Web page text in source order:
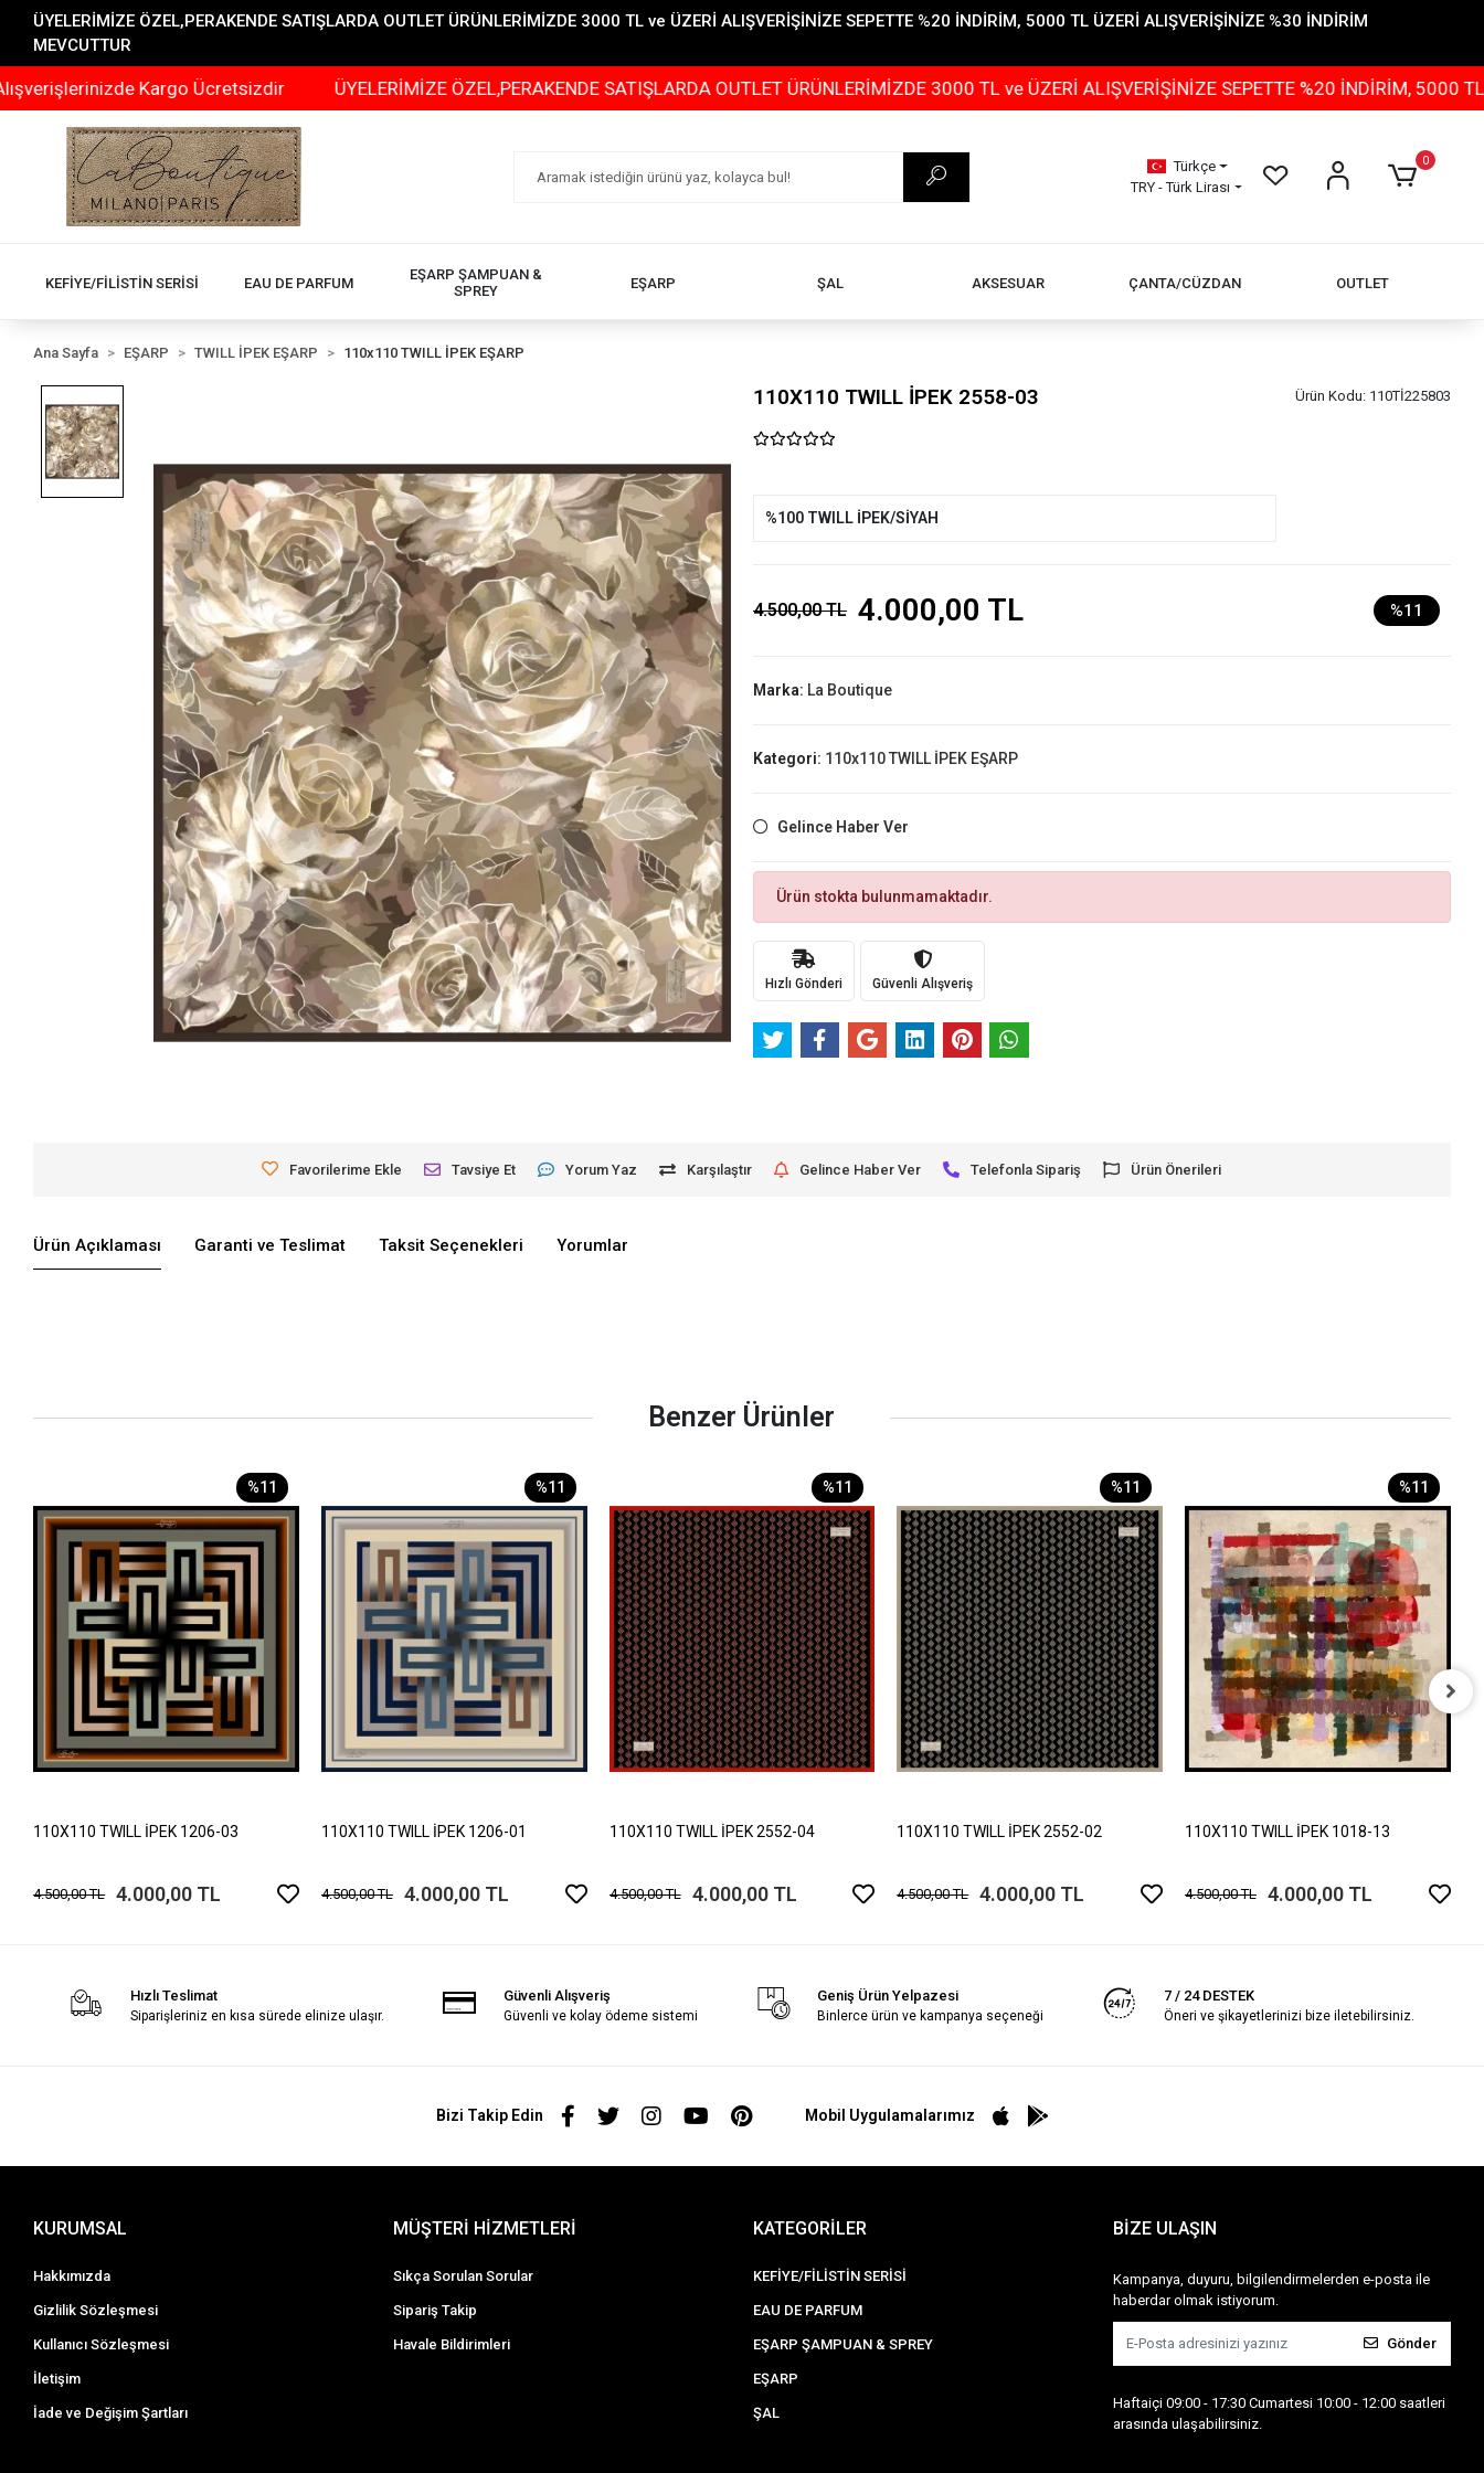
ÜYELERİMİZE ÖZEL,PERAKENDE SATIŞLARDA OUTLET ÜRÜNLERİMİZDE 3000 TL ve ÜZERİ ALIŞVERİŞİNİZE SEPETTE %20 İNDİRİM, 5000 TL ÜZERİ ALIŞVERİŞİNİZE %30 İNDİRİM
MEVCUTTUR
Kargo Ücretsizdir ÜYELERİMİZE ÖZEL,PERAKENDE SATIŞLARDA OUTLET ÜRÜNLERİMİZDE 3000 TL ve ÜZERİ ALIŞVERİŞİNİZE SEPETTE %20 İNDİRİM, 5000 TL ÜZERİ
Türkçe
TRY - Türk Lirası
0
KEFİYE/FİLİSTİN SERİSİ EAU DE PARFUM
EŞARP ŞAMPUAN &
SPREY
EŞARP ŞAL AKSESUAR ÇANTA/CÜZDAN OUTLET
Ana Sayfa EŞARP TWILL İPEK EŞARP 110x110 TWILL İPEK EŞARP
110X110 TWILL İPEK 2558-03 Ürün Kodu: 110Tİ225803
%100 TWILL İPEK/SİYAH
4.500,00 TL 4.000,00 TL %11
Marka: La Boutique
Kategori: 110x110 TWILL İPEK EŞARP
Gelince Haber Ver
Ürün stokta bulunmamaktadır.
Hızlı Gönderi Güvenli Alışveriş
Favorilerime Ekle Tavsiye Et Yorum Yaz Karşılaştır Gelince Haber Ver Telefonla Sipariş Ürün Önerileri
Ürün Açıklaması Garanti ve Teslimat Taksit Seçenekleri Yorumlar
Benzer Ürünler
%11
110X110 TWILL İPEK 1206-03
4.500,00 TL 4.000,00 TL
%11
110X110 TWILL İPEK 1206-01
4.500,00 TL 4.000,00 TL
%11
110X110 TWILL İPEK 2552-04
4.500,00 TL 4.000,00 TL
%11
110X110 TWILL İPEK 2552-02
4.500,00 TL 4.000,00 TL
%11
110X110 TWILL İPEK 1018-13
4.500,00 TL 4.000,00 TL
Hızlı Teslimat
Siparişleriniz en kısa sürede elinize ulaşır.
Güvenli Alışveriş
Güvenli ve kolay ödeme sistemi
Geniş Ürün Yelpazesi
Binlerce ürün ve kampanya seçeneği
7 / 24 DESTEK
Öneri ve şikayetlerinizi bize iletebilirsiniz.
Bizi Takip Edin Mobil Uygulamalarımız
KURUMSAL
Hakkımızda
Gizlilik Sözleşmesi
Kullanıcı Sözleşmesi
İletişim
İade ve Değişim Şartları
MÜŞTERİ HİZMETLERİ
Sıkça Sorulan Sorular
Sipariş Takip
Havale Bildirimleri
KATEGORİLER
KEFİYE/FİLİSTİN SERİSİ
EAU DE PARFUM
EŞARP ŞAMPUAN & SPREY
EŞARP
ŞAL
BİZE ULAŞIN
Kampanya, duyuru, bilgilendirmelerden e-posta ile
haberdar olmak istiyorum.
Gönder
Haftaiçi 09:00 - 17:30 Cumartesi 10:00 - 12:00 saatleri
arasında ulaşabilirsiniz.